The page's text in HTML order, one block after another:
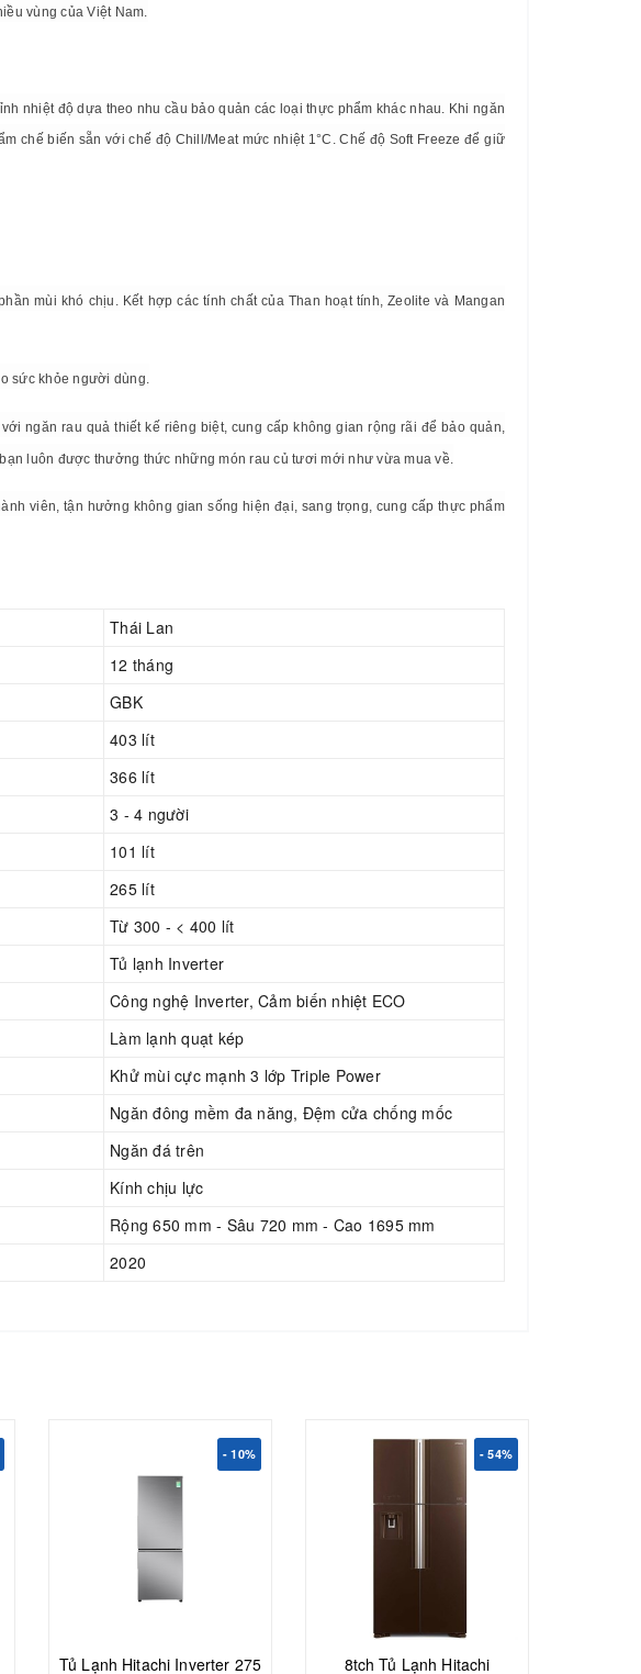
vùng của Việt Nam.
nhiệt độ dựa theo nhu cầu bảo quản các loại thực phẩm khác nhau. Khi ngăn
chế biến sẵn với chế độ Chill/Meat mức nhiệt 1°C. Chế độ Soft Freeze để giữ
mùi khó chịu. Kết hợp các tính chất của Than hoạt tính, Zeolite và Mangan
sức khỏe người dùng.
ngăn rau quả thiết kế riêng biệt, cung cấp không gian rộng rãi để bảo quản,
luôn được thưởng thức những món rau củ tươi mới như vừa mua về.
viên, tận hưởng không gian sống hiện đại, sang trọng, cung cấp thực phẩm
Thái Lan
12 tháng
GBK
403 lít
366 lít
3 - 4 người
101 lít
265 lít
Từ 300 - < 400 lít
Tủ lạnh Inverter
Công nghệ Inverter, Cảm biến nhiệt ECO
Làm lạnh quạt kép
Khử mùi cực mạnh 3 lớp Triple Power
Ngăn đông mềm đa năng, Đệm cửa chống mốc
Ngăn đá trên
Kính chịu lực
Rộng 650 mm - Sâu 720 mm - Cao 1695 mm
2020
- 10%
Tủ Lạnh Hitachi Inverter 275
- 54%
8tch Tủ Lạnh Hitachi